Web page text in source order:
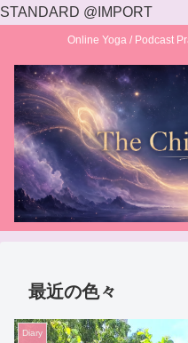
STANDARD @IMPORT
Online Yoga / Podcast
最近の色々
Diary